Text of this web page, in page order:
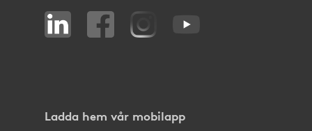
Ladda hem vår mobilapp